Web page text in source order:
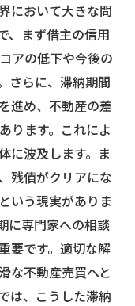
において大きな問
、まず借主の信用
アの低下や今後の
さらに、滞納期間
進め、不動産の差
ります。これによ
に波及します。ま
残債がクリアにな
いう現実がありま
に専門家への相談
要です。適切な解
な不動産売買へと
は、こうした滞納